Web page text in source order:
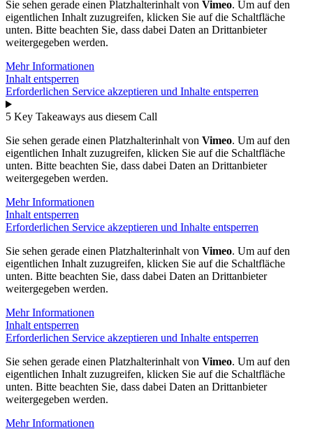
Sie sehen gerade einen Platzhalterinhalt von Vimeo. Um auf den
eigentlichen Inhalt zuzugreifen, klicken Sie auf die Schaltfläche
unten. Bitte beachten Sie, dass dabei Daten an Drittanbieter
weitergegeben werden.
Mehr Informationen
Inhalt entsperren
Erforderlichen Service akzeptieren und Inhalte entsperren
5 Key Takeaways aus diesem Call
Sie sehen gerade einen Platzhalterinhalt von Vimeo. Um auf den
eigentlichen Inhalt zuzugreifen, klicken Sie auf die Schaltfläche
unten. Bitte beachten Sie, dass dabei Daten an Drittanbieter
weitergegeben werden.
Mehr Informationen
Inhalt entsperren
Erforderlichen Service akzeptieren und Inhalte entsperren
Sie sehen gerade einen Platzhalterinhalt von Vimeo. Um auf den
eigentlichen Inhalt zuzugreifen, klicken Sie auf die Schaltfläche
unten. Bitte beachten Sie, dass dabei Daten an Drittanbieter
weitergegeben werden.
Mehr Informationen
Inhalt entsperren
Erforderlichen Service akzeptieren und Inhalte entsperren
Sie sehen gerade einen Platzhalterinhalt von Vimeo. Um auf den
eigentlichen Inhalt zuzugreifen, klicken Sie auf die Schaltfläche
unten. Bitte beachten Sie, dass dabei Daten an Drittanbieter
weitergegeben werden.
Mehr Informationen